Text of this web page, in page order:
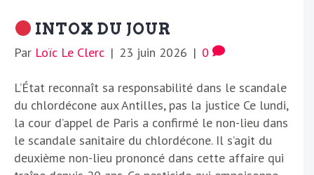
INTOX DU JOUR
Par Loïc Le Clerc | 23 juin 2026 | 0
L’État reconnaît sa responsabilité dans le scandale
du chlordécone aux Antilles, pas la justice Ce lundi,
la cour d’appel de Paris a confirmé le non-lieu dans
le scandale sanitaire du chlordécone. Il s’agit du
deuxième non-lieu prononcé dans cette affaire qui